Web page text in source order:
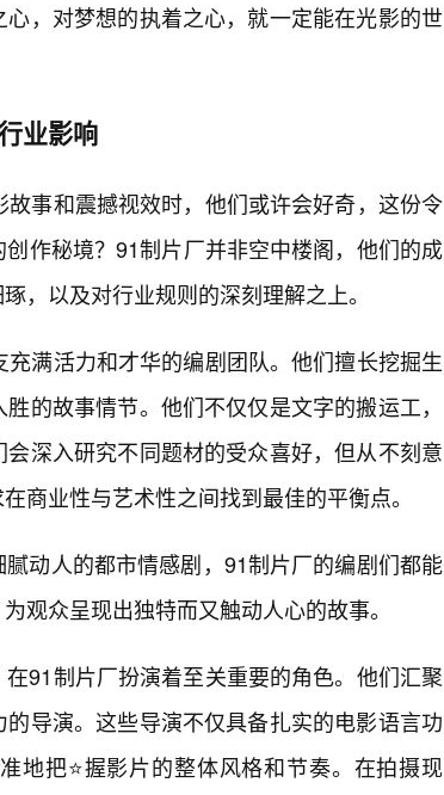
，对梦想的执着之心，就一定能在光影的世
业影响
事和震撼视效时，他们或许会好奇，这份令
作秘境？91制片厂并非空中楼阁，他们的成
，以及对行业规则的深刻理解之上。
满活力和才华的编剧团队。他们擅长挖掘生
的故事情节。他们不仅仅是文字的搬运工，
深入研究不同题材的受众喜好，但从不刻意
商业性与艺术性之间找到最佳的平衡点。
动人的都市情感剧，91制片厂的编剧们都能
观众呈现出独特而又触动人心的故事。
91制片厂扮演着至关重要的角色。他们汇聚
导演。这些导演不仅具备扎实的电影语言功
地把⭐握影片的整体风格和节奏。在拍摄现